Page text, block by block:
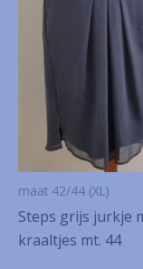
maat 42/44 (XL)
Steps grijs jurkje
kraaltjes mt. 44